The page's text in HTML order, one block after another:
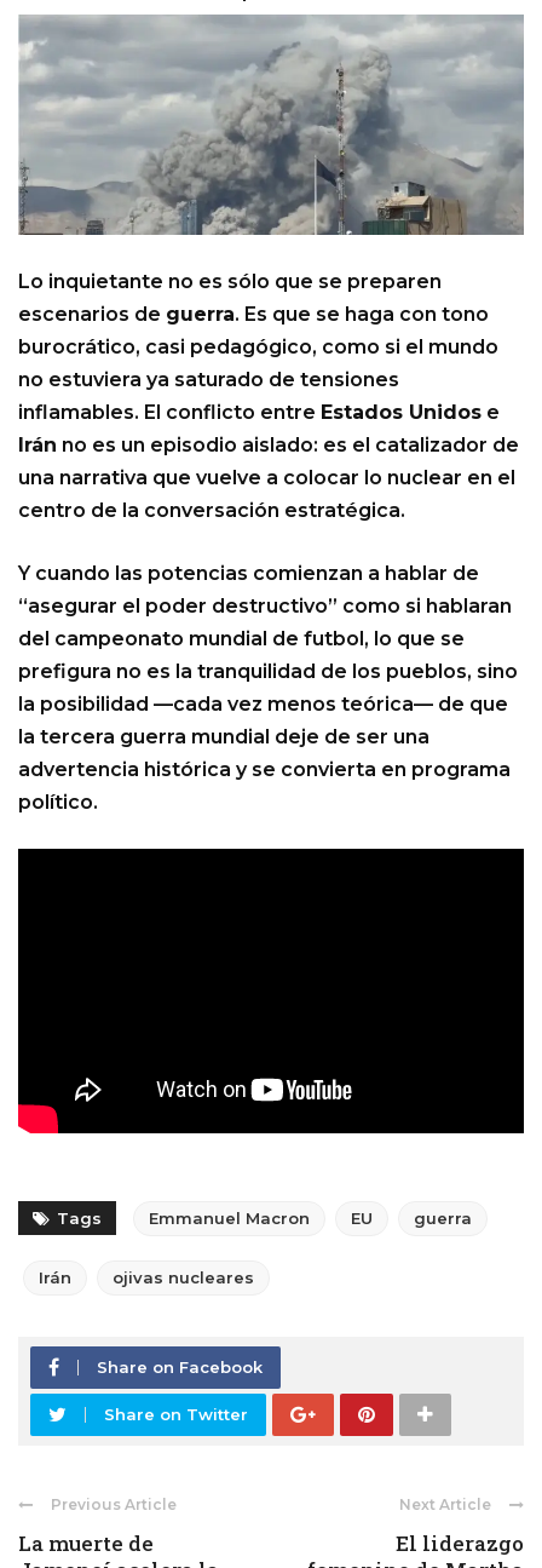
Lo inquietante no es sólo que se preparen
escenarios de guerra. Es que se haga con tono
burocrático, casi pedagógico, como si el mundo
no estuviera ya saturado de tensiones
inflamables. El conflicto entre Estados Unidos e
Irán no es un episodio aislado: es el catalizador de
una narrativa que vuelve a colocar lo nuclear en el
centro de la conversación estratégica.
Y cuando las potencias comienzan a hablar de
“asegurar el poder destructivo” como si hablaran
del campeonato mundial de futbol, lo que se
prefigura no es la tranquilidad de los pueblos, sino
la posibilidad —cada vez menos teórica— de que
la tercera guerra mundial deje de ser una
advertencia histórica y se convierta en programa
político.
Tags Emmanuel Macron EU guerra
Irán ojivas nucleares
Share on Facebook
Share on Twitter
Previous Article
La muerte de
Next Article
El liderazgo